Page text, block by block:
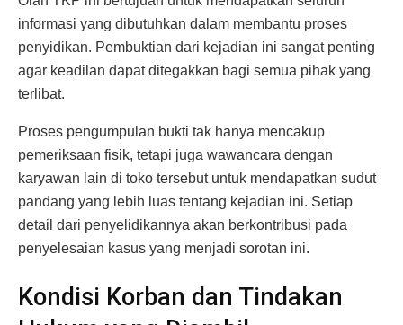
informasi yang dibutuhkan dalam membantu proses
penyidikan. Pembuktian dari kejadian ini sangat penting
agar keadilan dapat ditegakkan bagi semua pihak yang
terlibat.
Proses pengumpulan bukti tak hanya mencakup
pemeriksaan fisik, tetapi juga wawancara dengan
karyawan lain di toko tersebut untuk mendapatkan sudut
pandang yang lebih luas tentang kejadian ini. Setiap
detail dari penyelidikannya akan berkontribusi pada
penyelesaian kasus yang menjadi sorotan ini.
Kondisi Korban dan Tindakan